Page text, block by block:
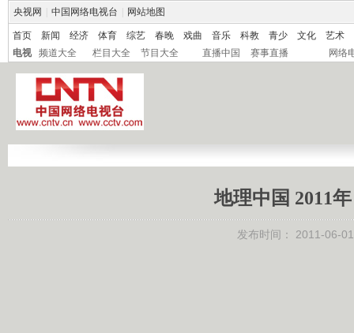
央视网 中国网络电视台 网站地图
首页 新闻 经济 体育 综艺 春晚 戏曲 音乐 科教 青少 文化
艺术
电视
频道大全 栏目大全 节目大全 直播中国 赛事直播 网络
地理中国 2011
发布时间： 2011-06-